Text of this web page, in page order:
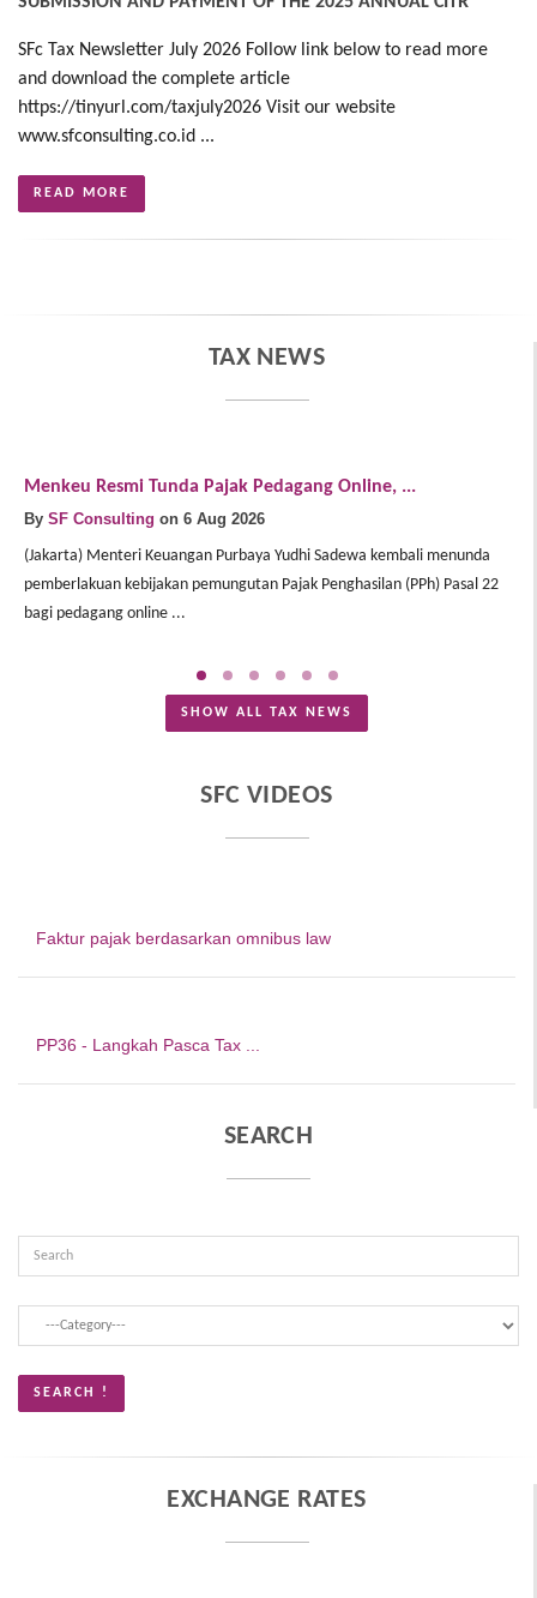
SFc Tax Newsletter July 2026 Follow link below to read more
and download the complete article
https://tinyurl.com/taxjuly2026 Visit our website
www.sfconsulting.co.id ...
READ MORE
TAX NEWS
Menkeu Resmi Tunda Pajak Pedagang Online, ...
By SF Consulting on 6 Aug 2026
(Jakarta) Menteri Keuangan Purbaya Yudhi Sadewa kembali menunda
pemberlakuan kebijakan pemungutan Pajak Penghasilan (PPh) Pasal 22
bagi pedagang online ...
SHOW ALL TAX NEWS
SFC VIDEOS
Faktur pajak berdasarkan omnibus law
PP36 - Langkah Pasca Tax ...
SEARCH
EXCHANGE RATES